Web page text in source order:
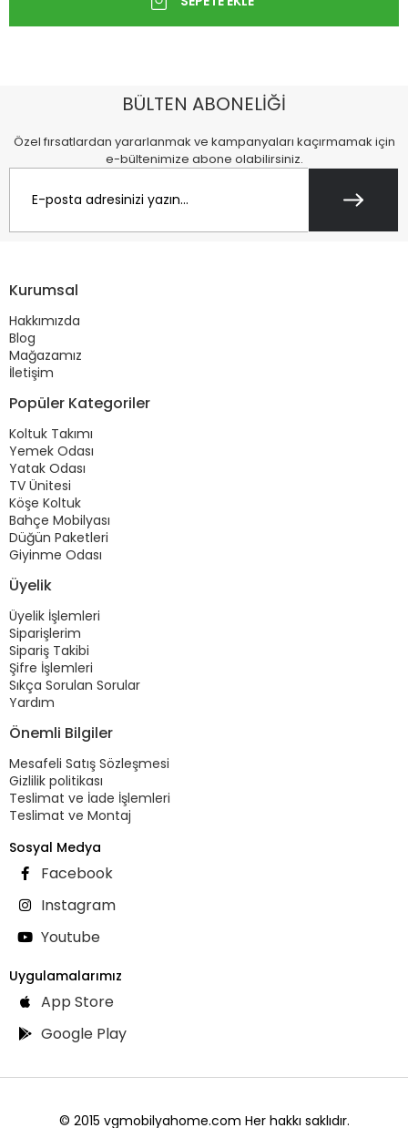
BÜLTEN ABONELİĞİ
Özel fırsatlardan yararlanmak ve kampanyaları kaçırmamak için
e-bültenimize abone olabilirsiniz.
Kurumsal
Hakkımızda
Blog
Mağazamız
İletişim
Popüler Kategoriler
Koltuk Takımı
Yemek Odası
Yatak Odası
TV Ünitesi
Köşe Koltuk
Bahçe Mobilyası
Düğün Paketleri
Giyinme Odası
Üyelik
Üyelik İşlemleri
Siparişlerim
Sipariş Takibi
Şifre İşlemleri
Sıkça Sorulan Sorular
Yardım
Önemli Bilgiler
Mesafeli Satış Sözleşmesi
Gizlilik politikası
Teslimat ve İade İşlemleri
Teslimat ve Montaj
Sosyal Medya
Facebook
Instagram
Youtube
Uygulamalarımız
App Store
Google Play
© 2015 vgmobilyahome.com Her hakkı saklıdır.